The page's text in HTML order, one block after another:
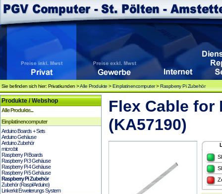
Sie befinden sich hier: Privatkunden >Alle Produkte >Einplatinencomputer>Raspberry Pi Zubehör
Produkte / Webshop
Alle Produkte...
Einplatinencomputer
Arduino Boards + Sets
Arduino Gehäuse
Arduino Zubehör
micro:bit
Raspberry Pi Boards
Raspberry Pi 3 Gehäuse
Raspberry Pi 4 Gehäuse
Raspberry Pi 5 Gehäuse
Raspberry Pi Zubehör
Zubehör (Raspi/Arduino)
Linkerkit Erweiterungs System
Flex Cable for
(KA57190)